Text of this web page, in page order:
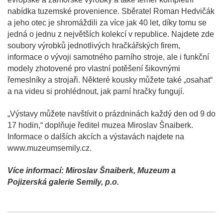
nabídka tuzemské provenience. Sběratel Roman Hedvičák
a jeho otec je shromáždili za více jak 40 let, díky tomu se
jedná o jednu z největších kolekcí v republice. Najdete zde
soubory výrobků jednotlivých hračkářských firem,
informace o vývoji samotného parního stroje, ale i funkční
modely zhotovené pro vlastní potěšení šikovnými
řemeslníky a strojaři. Některé kousky můžete také „osahat“
a na videu si prohlédnout, jak parní hračky fungují.
„Výstavy můžete navštívit o prázdninách každý den od 9 do
17 hodin,“ doplňuje ředitel muzea Miroslav Šnaiberk.
Informace o dalších akcích a výstavách najdete na
www.muzeumsemily.cz.
Více informací: Miroslav Šnaiberk, Muzeum a
Pojizerská galerie Semily, p.o.